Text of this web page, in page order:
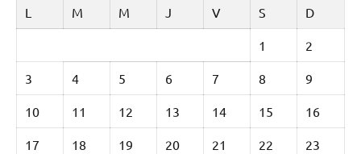
L
M M J V S D
1 2
3 4 5 6 7 8 9
10 11 12 13 14 15 16
17 18 19 20 21 22 23